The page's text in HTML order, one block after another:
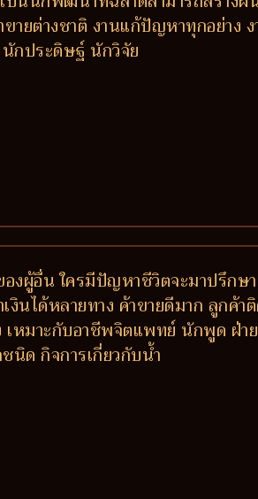
ยต่างชาติ งานแก้ปัญหาทุกอย่าง
กประดิษฐ์ นักวิจัย
งผู้อื่น ใครมีปัญหาชีวิตจะมาปรึก
งินได้หลายทาง ค้าขายดีมาก ลูกค้
หมาะกับอาชีพจิตแพทย์ นักพูด ฝ่
นิด กิจการเกี่ยวกับน้ำ